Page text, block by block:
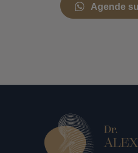
Agende